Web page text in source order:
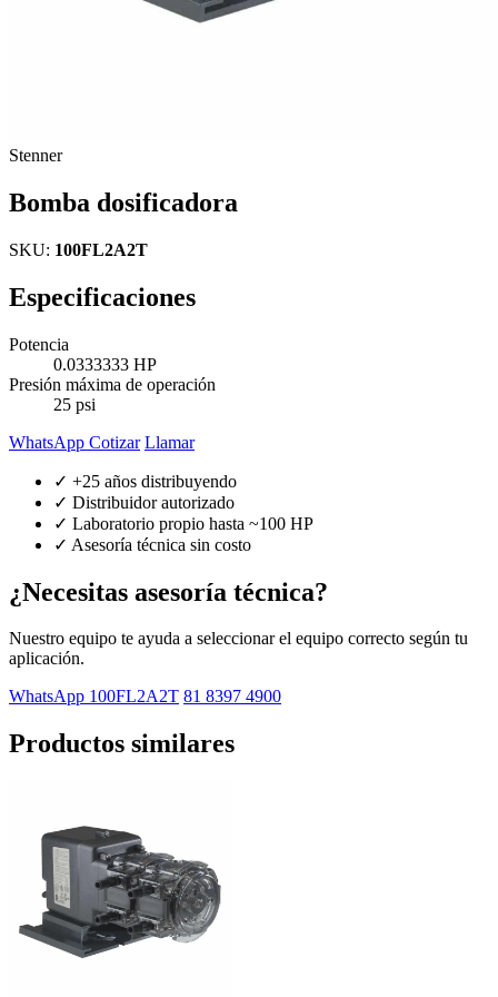
Stenner
Bomba dosificadora
SKU: 100FL2A2T
Especificaciones
Potencia
0.0333333 HP
Presión máxima de operación
25 psi
WhatsApp Cotizar Llamar
✓ +25 años distribuyendo
✓ Distribuidor autorizado
✓ Laboratorio propio hasta ~100 HP
✓ Asesoría técnica sin costo
¿Necesitas asesoría técnica?
Nuestro equipo te ayuda a seleccionar el equipo correcto según tu
aplicación.
WhatsApp 100FL2A2T 81 8397 4900
Productos similares